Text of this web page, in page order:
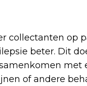
collectanten op
beter. Dit
met
of andere